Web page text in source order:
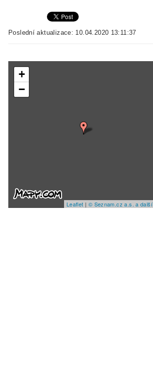
Poslední aktualizace: 10.04.2020 13:11:37
+
−
Leaflet | © Seznam.cz a.s. a další